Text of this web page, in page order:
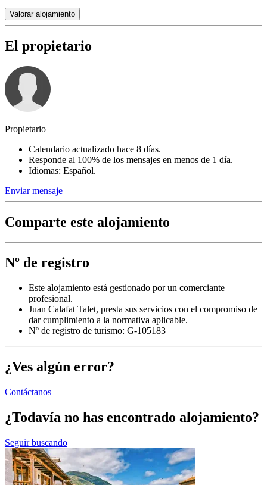
Valorar alojamiento
El propietario
Propietario
Calendario actualizado hace 8 días.
Responde al 100% de los mensajes en menos de 1 día.
Idiomas: Español.
Enviar mensaje
Comparte este alojamiento
Nº de registro
Este alojamiento está gestionado por un comerciante
profesional.
Juan Calafat Talet, presta sus servicios con el compromiso de
dar cumplimiento a la normativa aplicable.
Nº de registro de turismo: G-105183
¿Ves algún error?
Contáctanos
¿Todavía no has encontrado alojamiento?
Seguir buscando